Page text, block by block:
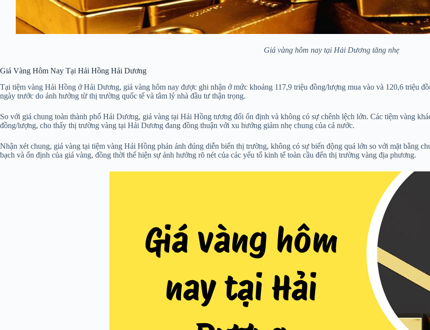
Giá vàng hôm nay tại Hải Dương tăng nhẹ
Giá Vàng Hôm Nay Tại Hải Hồng Hải Dương
Tại tiệm vàng Hải Hồng ở Hải Dương, giá vàng hôm nay được ghi nhận ở mức khoảng 117,9 triệu đồng/lượng mua vào và 120,6 triệu
ngày trước do ảnh hưởng từ thị trường quốc tế và tâm lý nhà đầu tư thận trọng.
So với giá chung toàn thành phố Hải Dương, giá vàng tại Hải Hồng tương đối ổn định và không có sự chênh lệch lớn. Các tiệm vàng
đồng/lượng, cho thấy thị trường vàng tại Hải Dương đang đồng thuận với xu hướng giảm nhẹ chung của cả nước.
Nhận xét chung, giá vàng tại tiệm vàng Hải Hồng phản ánh đúng diễn biến thị trường, không có sự biến động quá lớn so với mặt bằng
bạch và ổn định của giá vàng, đồng thời thể hiện sự ảnh hưởng rõ nét của các yếu tố kinh tế toàn cầu đến thị trường vàng địa phương.